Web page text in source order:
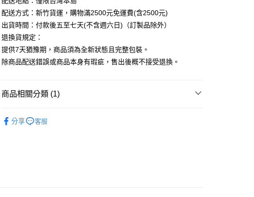
配送方式：新竹貨運，購物滿2500元免運費(含2500元)
出貨時間：付款後五至七天(不含週六日)（訂製品除外）
退換貨規定：
提供7天猶豫期，商品須為全新狀態且完整包裝。
除商品配送錯誤或商品本身有瑕疵，售出後概不接受退換。
商品相關分類 (1)
分享
客服